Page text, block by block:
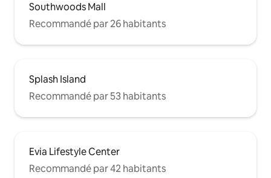
Southwoods Mall
Recommandé par 26 habitants
Splash Island
Recommandé par 53 habitants
Evia Lifestyle Center
Recommandé par 42 habitants